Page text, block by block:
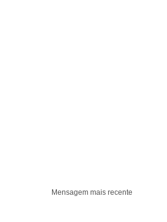
Mensagem mais recente